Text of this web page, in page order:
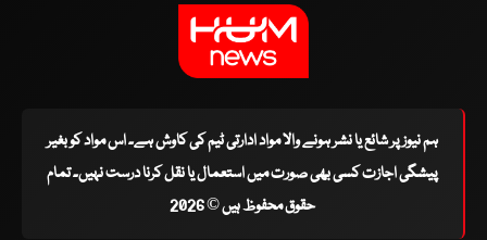
ہم نیوز پر شائع یا نشر ہونے والا مواد ادارتی ٹیم کی کاوش ہے۔ اس مواد کو بغیر
پیشگی اجازت کسی بھی صورت میں استعمال یا نقل کرنا درست نہیں۔ تمام
حقوق محفوظ ہیں © 2026